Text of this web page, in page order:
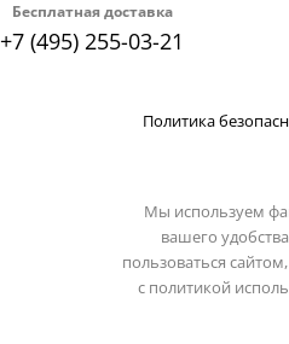
Бесплатная доставка
+7 (495) 255-03-21
Политика
Мы используем
вашего
пользоваться
с политикой